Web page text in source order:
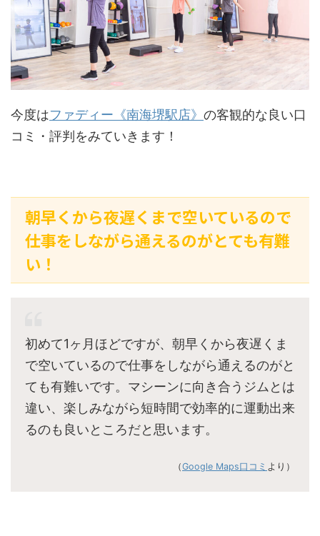
今度はファディー《南海堺駅店》 の客観的な良い口
コミ・評判をみていきます！
朝早くから夜遅くまで空いているので
仕事をしながら通えるのがとても有難
い！
初めて1ヶ月ほどですが、朝早くから夜遅くま
で空いているので仕事をしながら通えるのがと
ても有難いです。マシーンに向き合うジムとは
違い、楽しみながら短時間で効率的に運動出来
るのも良いところだと思います。
（Google Maps口コミ より）